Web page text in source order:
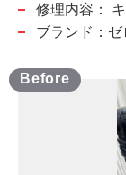
修理内容：
ブランド：